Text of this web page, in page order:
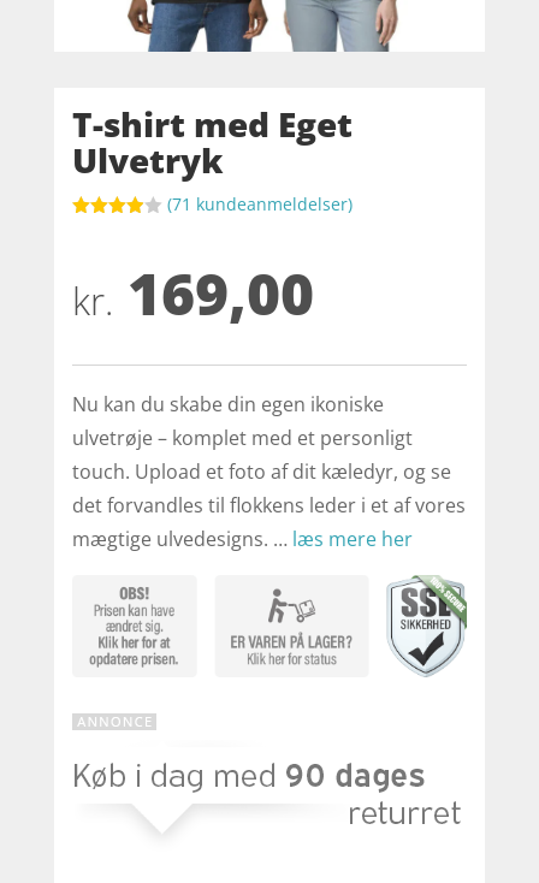
T-shirt med Eget
Ulvetryk
på
kundebed
(71 kundeanmeldelser)
kr. 169,00
Nu kan du skabe din egen ikoniske
ulvetrøje – komplet med et personligt
touch. Upload et foto af dit kæledyr, og se
det forvandles til flokkens leder i et af vores
mægtige ulvedesigns. … læs mere her